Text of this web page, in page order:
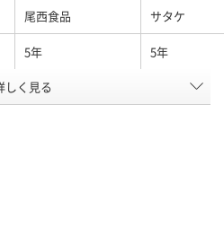
尾西食品 サタケ
5年 5年
アレルギー物質28項
目不使用
しく見る